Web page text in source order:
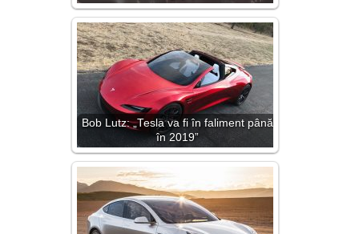
Bob Lutz: „Tesla va fi în faliment până
în 2019”